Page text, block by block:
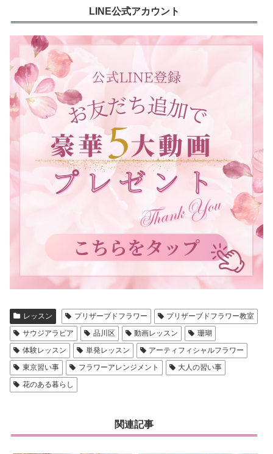
LINE公式アカウント
レッスン プリザーブドフラワー
プリザーブドフラワー教室
サウジアラビア
品川区 動画レッスン
珊瑚
体験レッスン
単発レッスン
アーティフィシャルフラワー
東京習い事
フラワーアレンジメント
大人の習い事
花のある暮らし
関連記事